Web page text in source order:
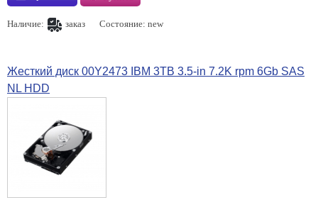
Наличие: заказ Состояние: new
Жесткий диск 00Y2473 IBM 3TB 3.5-in 7.2K rpm 6Gb SAS
NL HDD